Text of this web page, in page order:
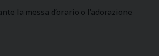
la messa d’orario o l’adorazione